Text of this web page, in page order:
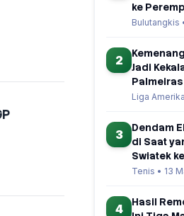
ke
Bulutangkis
2
Jadi
Palmeiras
Liga
3
Dendam
di Saat
Swiatek
Wells
Tenis • 13
4
Hasil